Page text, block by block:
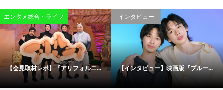
エンタメ総合・ライフ
【会見取材レポ】『アリフォルニ...
インタビュー
【インタビュー】映画版『ブルー...